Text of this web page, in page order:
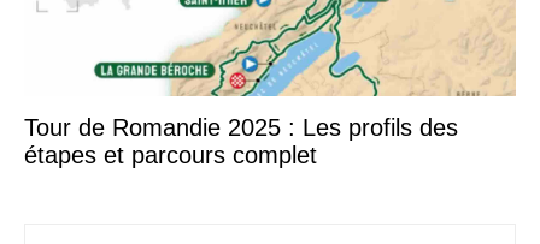
Tour de Romandie 2025 : Les profils des
étapes et parcours complet